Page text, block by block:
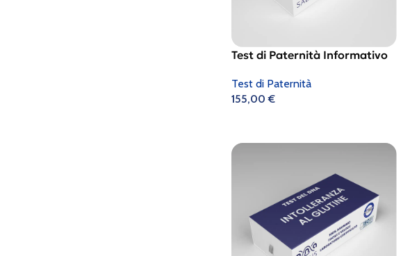
Test di Paternità Informativo
Test di Paternità
155,00€